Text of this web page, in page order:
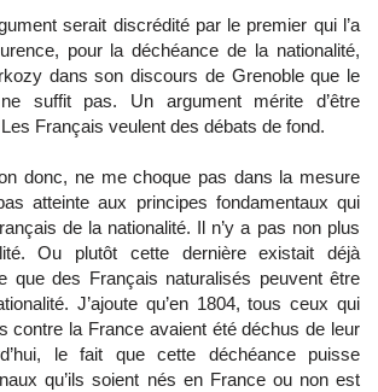
serait discrédité par le premier qui l’a
pour la déchéance de la nationalité,
dans son discours de Grenoble que le
suffit pas. Un argument mérite d’être
Français veulent des débats de fond.
donc, ne me choque pas dans la mesure
atteinte aux principes fondamentaux qui
de la nationalité. Il n’y a pas non plus
Ou plutôt cette dernière existait déjà
que des Français naturalisés peuvent être
J’ajoute qu’en 1804, tous ceux qui
contre la France avaient été déchus de leur
le fait que cette déchéance puisse
qu’ils soient nés en France ou non est